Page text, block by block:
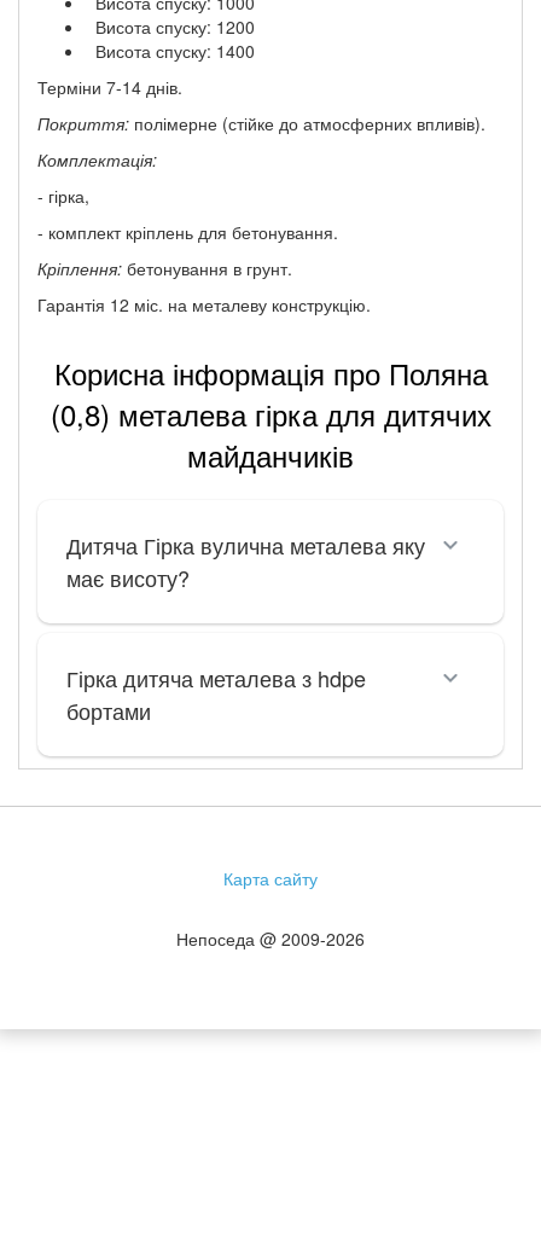
Висота спуску: 1200
Висота спуску: 1400
Терміни 7-14 днів.
Покриття: полімерне (стійке до атмосферних впливів).
Комплектація:
- гірка,
- комплект кріплень для бетонування.
Кріплення: бетонування в грунт.
Гарантія 12 міс. на металеву конструкцію.
Корисна інформація про Поляна
(0,8) металева гірка для дитячих
майданчиків
Дитяча Гірка вулична металева яку
має висоту?
Гірка дитяча металева з hdpe
бортами
Карта сайту
Непоседа @ 2009-2026